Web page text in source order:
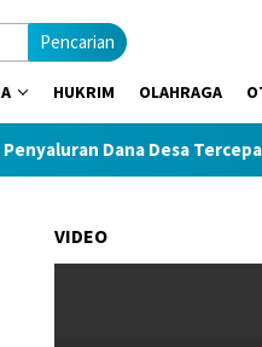
Pencarian
HUKRIM OLAHRAGA
Dana Desa Tercepat
VIDEO